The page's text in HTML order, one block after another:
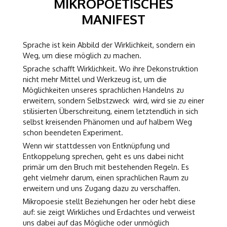
MANIFEST
Sprache ist kein Abbild der Wirklichkeit, sondern ein
Weg, um diese möglich zu machen.
Sprache schafft Wirklichkeit. Wo ihre Dekonstruktion
nicht mehr Mittel und Werkzeug ist, um die
Möglichkeiten unseres sprachlichen Handelns zu
erweitern, sondern Selbstzweck wird, wird sie zu einer
stilisierten Überschreitung, einem letztendlich in sich
selbst kreisenden Phänomen und auf halbem Weg
schon beendeten Experiment.
Wenn wir stattdessen von Entknüpfung und
Entkoppelung sprechen, geht es uns dabei nicht
primär um den Bruch mit bestehenden Regeln. Es
geht vielmehr darum, einen sprachlichen Raum zu
erweitern und uns Zugang dazu zu verschaffen.
Mikropoesie stellt Beziehungen her oder hebt diese
auf: sie zeigt Wirkliches und Erdachtes und verweist
uns dabei auf das Mögliche oder unmöglich